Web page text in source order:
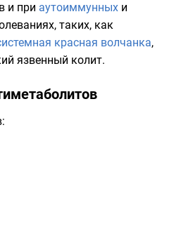
и при аутоиммунных и
таких, как
красная волчанка,
язвенный колит.
: